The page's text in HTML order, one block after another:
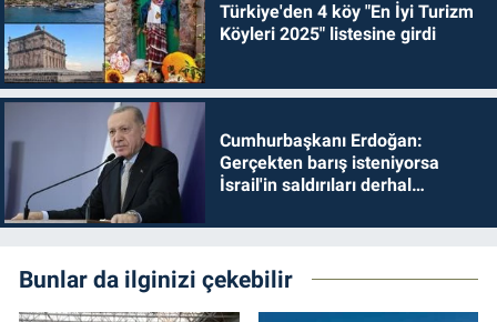
Türkiye'den 4 köy "En İyi Turizm
Köyleri 2025" listesine girdi
Cumhurbaşkanı Erdoğan:
Gerçekten barış isteniyorsa
İsrail'in saldırıları derhal
Bunlar da ilginizi çekebilir